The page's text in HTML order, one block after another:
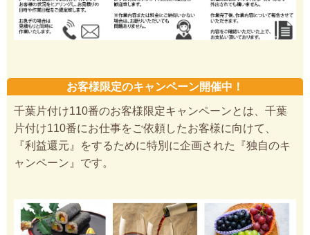
お客様限定のキャンペーン開催中！
千葉片付け110番のお客様限定キャンペーンとは、千葉
片付け110番にお仕事をご依頼したお客様に向けて、
『利益還元』をするために特別に企画された『独自のキ
ャンペーン』です。